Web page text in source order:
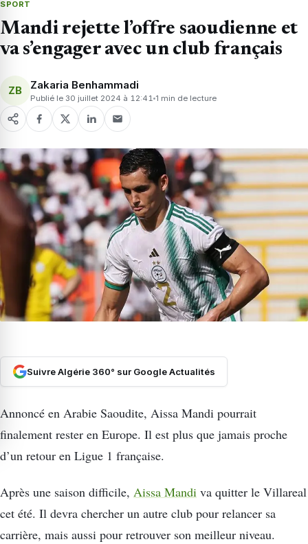
SPORT
Mandi rejette l’offre saoudienne et
va s’engager avec un club français
ZB Zakaria Benhammadi
Publié le 30 juillet 2024 à 12:41 1 min de lecture
Suivre Algérie 360° sur Google Actualités
Annoncé en Arabie Saoudite, Aissa Mandi pourrait
finalement rester en Europe. Il est plus que jamais proche
d’un retour en Ligue 1 française.
Après une saison difficile, Aissa Mandi va quitter le Villareal
cet été. Il devra chercher un autre club pour relancer sa
carrière, mais aussi pour retrouver son meilleur niveau.